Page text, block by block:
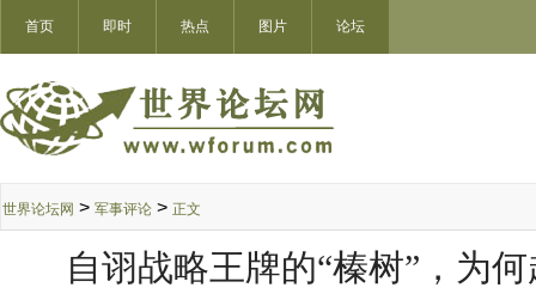
首页 即时 热点 图片 论坛
世界论坛网 > 军事评论 > 正文
自诩战略王牌的“榛树”，为